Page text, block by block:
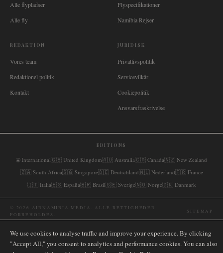
Alle flypladser
Alle fly
Flyspecifikationer
Namibia Rejser
REDAKTION
Vores team
Redaktionel politik
Kontakt
JURIDISK
Privatlivspolitik
Servicevilkår
Cookiepolitik
Ansvarsfraskrivelse
EDITIONS
🌐 International🇬🇧 United Kingdom🇦🇺 Australia🇨🇦 Canada🇳🇿 New Zealand
🇿🇦 South Africa🇸🇬 Singapore🇩🇪 Deutschland🇳🇱 Nederland🇫🇷 France
🇮🇹 Italia🇪🇸 España🇧🇷 Brasil🇸🇪 Sverige🇳🇴 Norge🇩🇰 Danmark
2026 AIRNAMIBIA MEDIA.
ALLE RETTIGHEDER
FORBEHOLDES.
SITEMAP
We use cookies to analyse traffic and improve your experience. By clicking
"Accept All," you consent to analytics and performance cookies. You can also